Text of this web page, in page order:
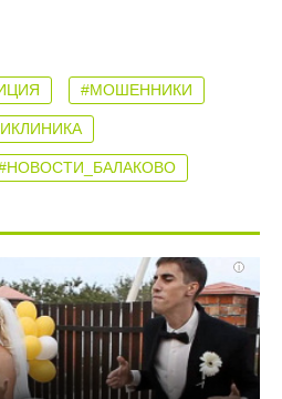
#МОШЕННИКИ
i